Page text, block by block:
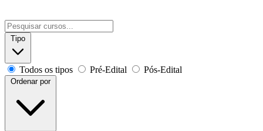
Tipo
Todos os tipos Pré-Edital Pós-Edital
Ordenar por